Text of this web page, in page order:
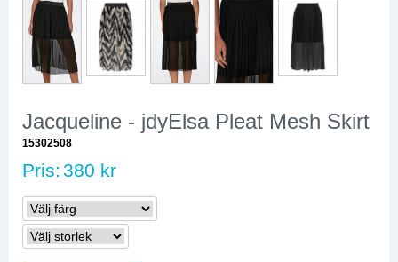
Jacqueline - jdyElsa Pleat Mesh Skirt
15302508
Pris: 380 kr